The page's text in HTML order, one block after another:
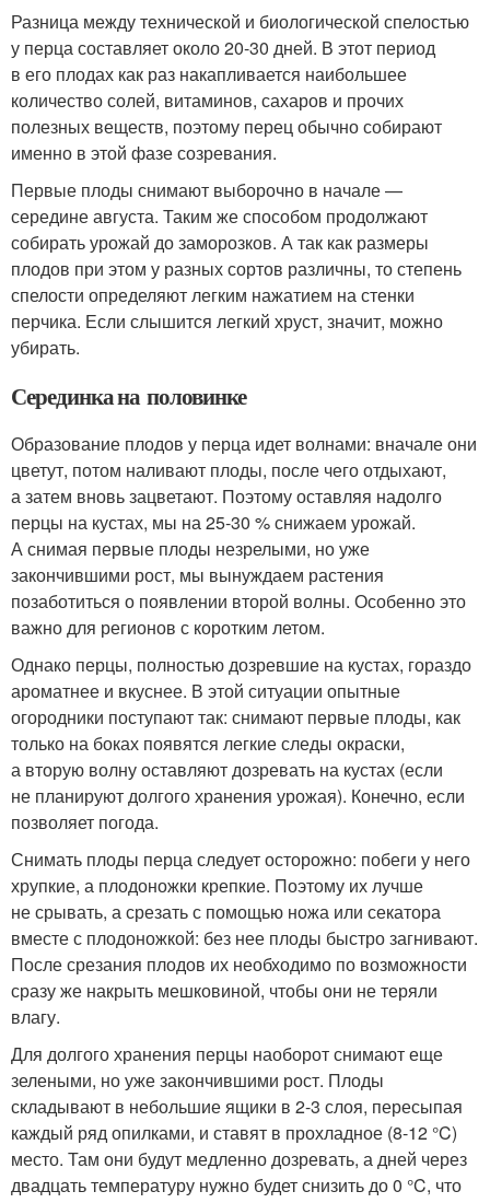
Разница между технической и биологической спелостью
у перца составляет около 20-30 дней. В этот период
в его плодах как раз накапливается наибольшее
количество солей, витаминов, сахаров и прочих
полезных веществ, поэтому перец обычно собирают
именно в этой фазе созревания.
Первые плоды снимают выборочно в начале —
середине августа. Таким же способом продолжают
собирать урожай до заморозков. А так как размеры
плодов при этом у разных сортов различны, то степень
спелости определяют легким нажатием на стенки
перчика. Если слышится легкий хруст, значит, можно
убирать.
Серединка на половинке
Образование плодов у перца идет волнами: вначале они
цветут, потом наливают плоды, после чего отдыхают,
а затем вновь зацветают. Поэтому оставляя надолго
перцы на кустах, мы на 25-30 % снижаем урожай.
А снимая первые плоды незрелыми, но уже
закончившими рост, мы вынуждаем растения
позаботиться о появлении второй волны. Особенно это
важно для регионов с коротким летом.
Однако перцы, полностью дозревшие на кустах, гораздо
ароматнее и вкуснее. В этой ситуации опытные
огородники поступают так: снимают первые плоды, как
только на боках появятся легкие следы окраски,
а вторую волну оставляют дозревать на кустах (если
не планируют долгого хранения урожая). Конечно, если
позволяет погода.
Снимать плоды перца следует осторожно: побеги у него
хрупкие, а плодоножки крепкие. Поэтому их лучше
не срывать, а срезать с помощью ножа или секатора
вместе с плодоножкой: без нее плоды быстро загнивают.
После срезания плодов их необходимо по возможности
сразу же накрыть мешковиной, чтобы они не теряли
влагу.
Для долгого хранения перцы наоборот снимают еще
зелеными, но уже закончившими рост. Плоды
складывают в небольшие ящики в 2-3 слоя, пересыпая
каждый ряд опилками, и ставят в прохладное (8-12 °C)
место. Там они будут медленно дозревать, а дней через
двадцать температуру нужно будет снизить до 0 °C, что